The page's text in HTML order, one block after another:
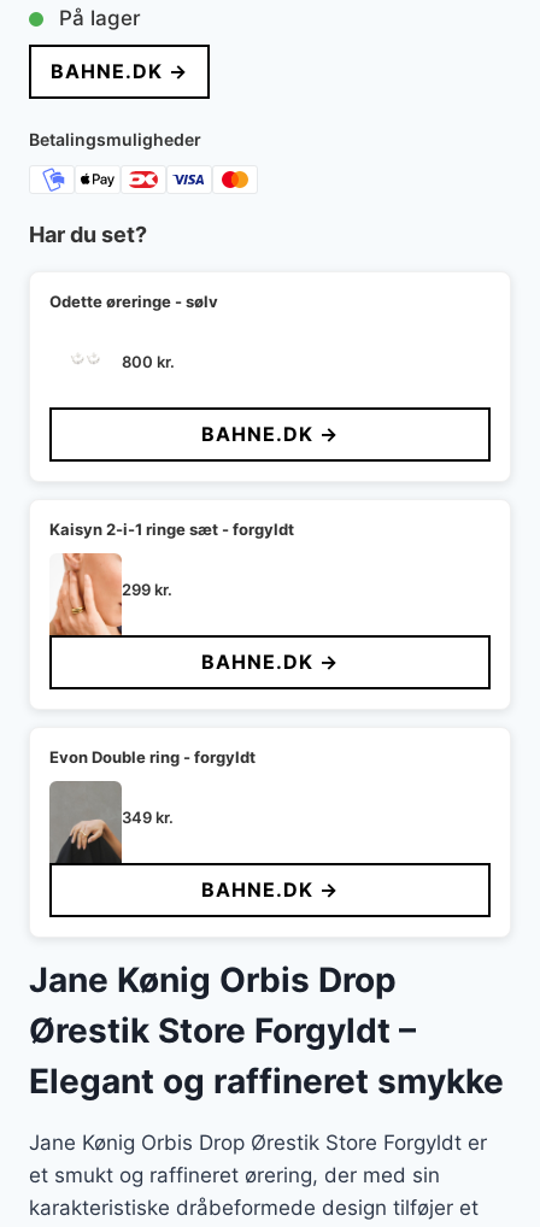
På lager
BAHNE.DK →
Betalingsmuligheder
Har du set?
Odette øreringe - sølv
800 kr.
BAHNE.DK →
Kaisyn 2-i-1 ringe sæt - forgyldt
299kr.
BAHNE.DK →
Evon Double ring - forgyldt
349kr.
BAHNE.DK →
Jane Kønig Orbis Drop
Ørestik Store Forgyldt –
Elegant og raffineret smykke
Jane Kønig Orbis Drop Ørestik Store Forgyldt er
et smukt og raffineret ørering, der med sin
karakteristiske dråbeformede design tilføjer et